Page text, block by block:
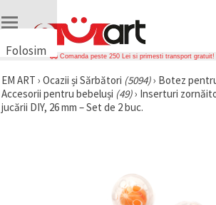
Folosim
uri
🍪 Folosim
cookie-uri
Comanda peste 250 Lei si primesti transport gratuit!
EM ART › Ocazii și Sărbători (5094)› Botez
Accesorii pentru bebeluși (49)› Inserturi
jucării DIY, 26 mm – Set de 2 buc.